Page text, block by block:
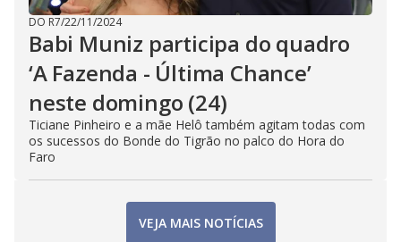
DO R7/22/11/2024
Babi Muniz participa do quadro
‘A Fazenda - Última Chance’
neste domingo (24)
Ticiane Pinheiro e a mãe Helô também agitam todas com
os sucessos do Bonde do Tigrão no palco do Hora do
Faro
VEJA MAIS NOTÍCIAS